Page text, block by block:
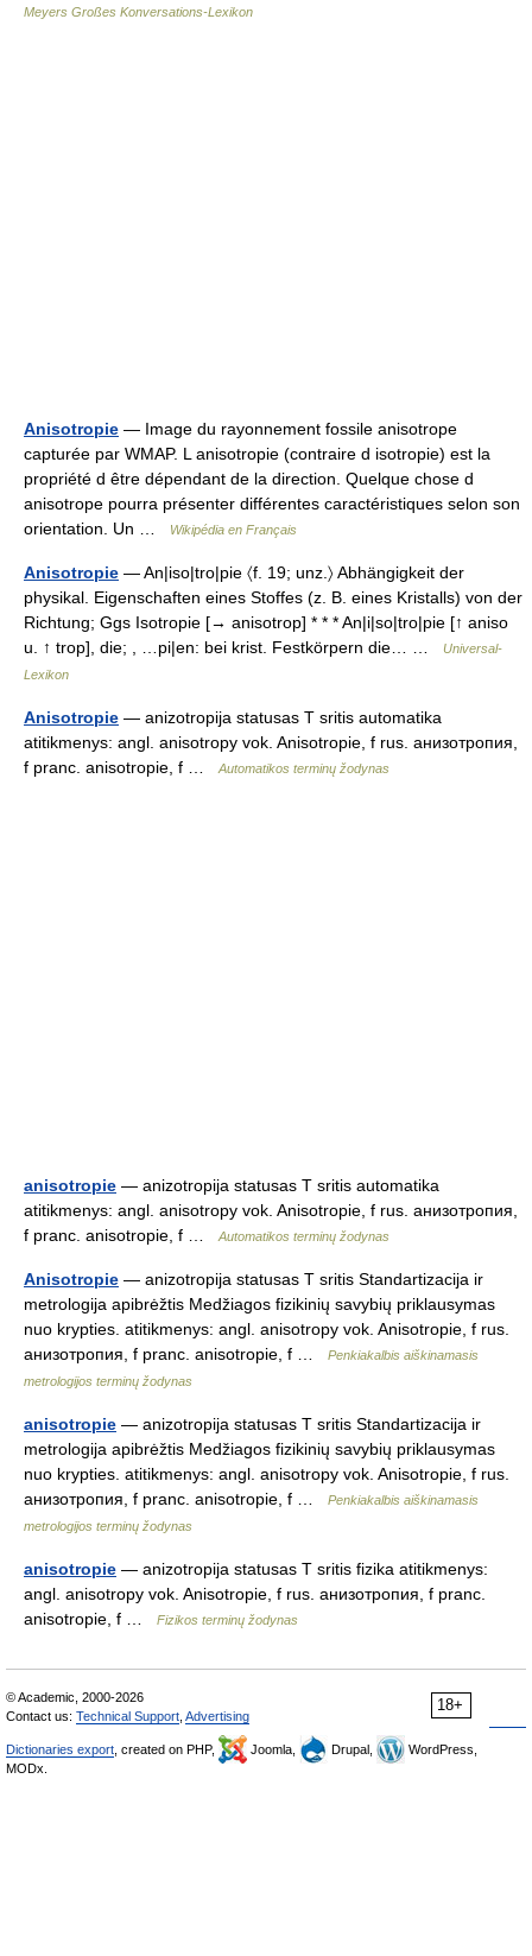
Meyers Großes Konversations-Lexikon
Anisotropie — Image du rayonnement fossile anisotrope
capturée par WMAP. L anisotropie (contraire d isotropie) est la
propriété d être dépendant de la direction. Quelque chose d
anisotrope pourra présenter différentes caractéristiques selon son
orientation. Un …
Wikipédia en Français
Anisotropie — An|iso|tro|pie 〈f. 19; unz.〉 Abhängigkeit der
physikal. Eigenschaften eines Stoffes (z. B. eines Kristalls) von der
Richtung; Ggs Isotropie [→ anisotrop] * * * An|i|so|tro|pie [↑ aniso
u. ↑ trop], die; , …pi|en: bei krist. Festkörpern die… …
Universal-
Lexikon
Anisotropie — anizotropija statusas T sritis automatika
atitikmenys: angl. anisotropy vok. Anisotropie, f rus. анизотропия,
f pranc. anisotropie, f …
Automatikos terminų žodynas
anisotropie — anizotropija statusas T sritis automatika
atitikmenys: angl. anisotropy vok. Anisotropie, f rus. анизотропия,
f pranc. anisotropie, f …
Automatikos terminų žodynas
Anisotropie — anizotropija statusas T sritis Standartizacija ir
metrologija apibrėžtis Medžiagos fizikinių savybių priklausymas
nuo krypties. atitikmenys: angl. anisotropy vok. Anisotropie, f rus.
анизотропия, f pranc. anisotropie, f …
Penkiakalbis aiškinamasis
metrologijos terminų žodynas
anisotropie — anizotropija statusas T sritis Standartizacija ir
metrologija apibrėžtis Medžiagos fizikinių savybių priklausymas
nuo krypties. atitikmenys: angl. anisotropy vok. Anisotropie, f rus.
анизотропия, f pranc. anisotropie, f …
Penkiakalbis aiškinamasis
metrologijos terminų žodynas
anisotropie — anizotropija statusas T sritis fizika atitikmenys:
angl. anisotropy vok. Anisotropie, f rus. анизотропия, f pranc.
anisotropie, f …
Fizikos terminų žodynas
18+
© Academic, 2000-2026
Contact us: Technical Support Advertising
Dictionaries export , created on PHP, Joomla, Drupal,
WordPress,
MODx.